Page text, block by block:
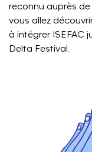
reconnu auprès
vous allez
à intégrer ISEFAC
Delta Festival.